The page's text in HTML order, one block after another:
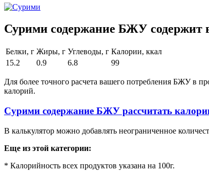
Сурими содержание БЖУ содержит
Белки, г Жиры, г Углеводы, г Калории, ккал
15.2
0.9 6.8 99
Для более точного расчета вашего потребления БЖУ в
калорий.
Сурими содержание БЖУ рассчитать
В калькулятор можно добавлять неограниченное
Еще из этой категории:
* Калорийность всех продуктов указана на 100г.